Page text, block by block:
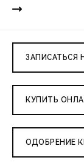
ЗАПИСАТЬСЯ
КУПИТЬ
ОДОБРЕНИЕ